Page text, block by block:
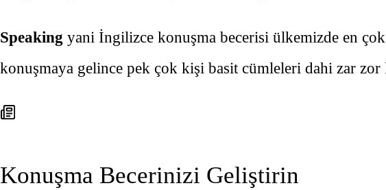
Speaking yani İngilizce konuşma becerisi ülkemizde en çok
konuşmaya gelince pek çok kişi basit cümleleri dahi zar zor
Konuşma Becerinizi Geliştirin